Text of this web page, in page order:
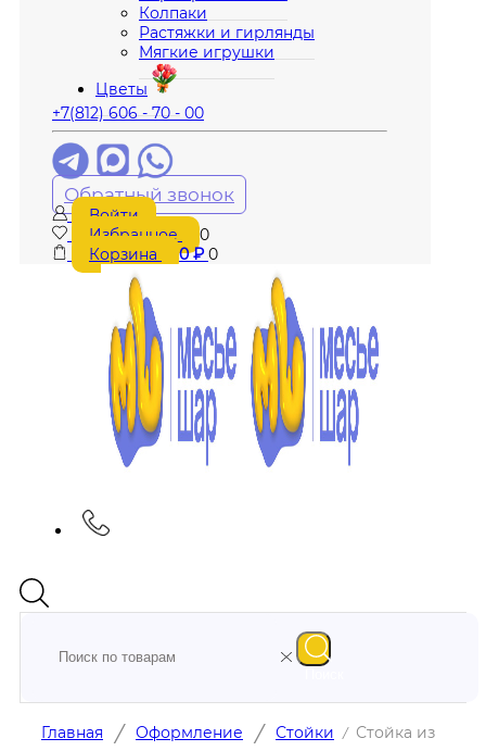
Колпаки
Растяжки и гирлянды
Мягкие игрушки
Цветы
+7(812) 606 - 70 - 00
Обратный звонок
Войти
Избранное
0
Корзина
0₽ 0
Главная / Оформление / Стойки / Стойка из